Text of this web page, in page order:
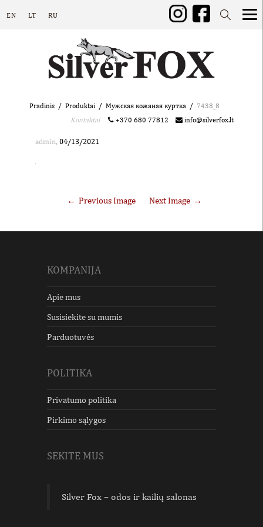
EN LT RU
Pradinis Produktai Мужская кожаная куртка
7438_8
Kontaktai
+370 680 77812 info@silverfox.lt
admin, 04/13/2021
Previous Image Next Image
KOMPANIJA
Apie mus
Susisiekite su mumis
Parduotuvės
POLITIKA
Privatumo politika
Pirkimo sąlygos
SEKITE MUS
Silver Fox – odos ir kailių salonas